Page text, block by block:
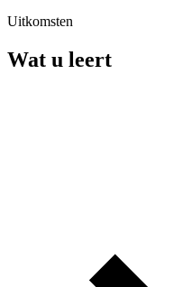
Uitkomsten
Wat u leert